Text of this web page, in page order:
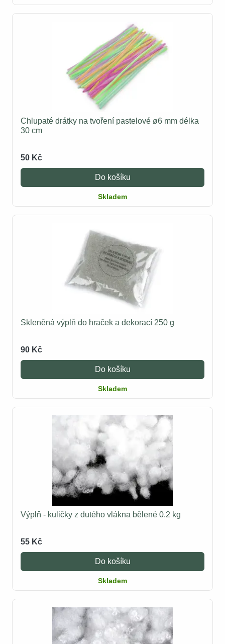
Chlupaté drátky na tvoření pastelové ø6 mm délka
30 cm
50 Kč
Do košíku
Skladem
Skleněná výplň do hraček a dekorací 250 g
90 Kč
Do košíku
Skladem
Výplň - kuličky z dutého vlákna bělené 0.2 kg
55 Kč
Do košíku
Skladem